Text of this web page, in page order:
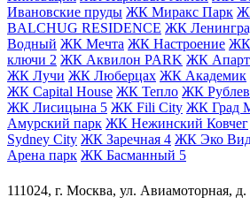
Ивановские пруды ЖК Миракс Парк
BALCHUG RESIDENCE ЖК
Водный ЖК Мечта ЖК Настроение ЖК
ключи 2 ЖК Аквилон PARK ЖК
ЖК Лучи ЖК Люберцах ЖК Академик
ЖК Capital House ЖК Тепло ЖК
ЖК Лисицына 5 ЖК Fili City ЖК Град
Амурский парк ЖК Нежинский Ковчег
Sydney City ЖК Заречная 4 ЖК Эко
Арена парк ЖК Басманный 5
111024, г. Москва, ул. Авиамоторная,